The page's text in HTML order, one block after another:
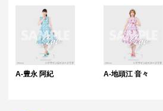
する必要がございます。期限内に登録いただ
景品や宛名以外でのお届けとなる可能性がご
配送について
・サイン入り景品とサインなし景品は別配送
・製作状況や天候状況によりくじページに記
た配送となる場合がございます。
・弊社指定の配送業者から発送させていただ
A-豊永 阿紀 A-地頭江 音々